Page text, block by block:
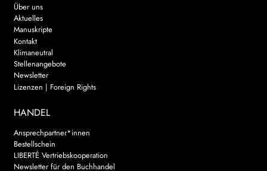
Über uns
Aktuelles
Manuskripte
Kontakt
Klimaneutral
Stellenangebote
Newsletter
Lizenzen | Foreign Rights
HANDEL
Ansprechpartner*innen
Bestellschein
LIBERTÉ Vertriebskooperation
Newsletter für den Buchhandel